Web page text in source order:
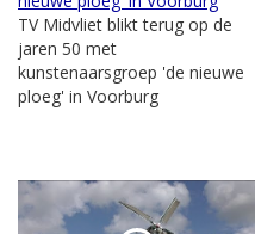
TV Midvliet blikt terug op de
jaren 50 met
kunstenaarsgroep 'de nieuwe
ploeg' in Voorburg